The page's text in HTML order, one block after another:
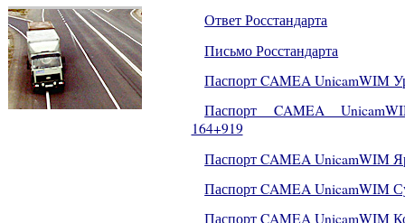
Ответ Росстандарта
Письмо Росстандарта
Паспорт CAMEA UnicamWIM
Паспорт CAMEA
164+919
Паспорт CAMEA UnicamWIM
Паспорт CAMEA UnicamWIM
Паспорт CAMEA UnicamWIM